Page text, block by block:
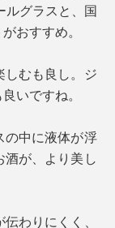
ルグラスと、国
おすすめ。
しむも良し。ジ
いですね。
の中に液体が浮
が、より美し
わりにくく、